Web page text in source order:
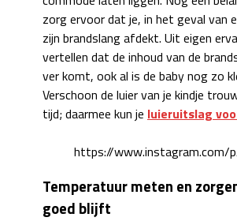
zorg ervoor dat je, in het geval van
zijn brandslang afdekt. Uit eigen
vertellen dat de inhoud van de
ver komt, ook al is de baby nog zo
Verschoon de luier van je kindje
tijd; daarmee kun je luieruitslag
https://www.instagram.com/
Temperatuur meten en
goed blijft